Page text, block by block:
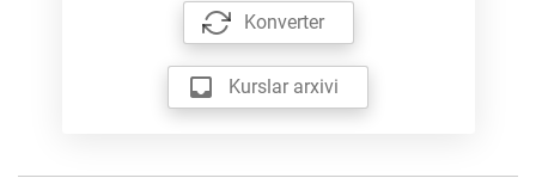
Konverter
Kurslar arxivi